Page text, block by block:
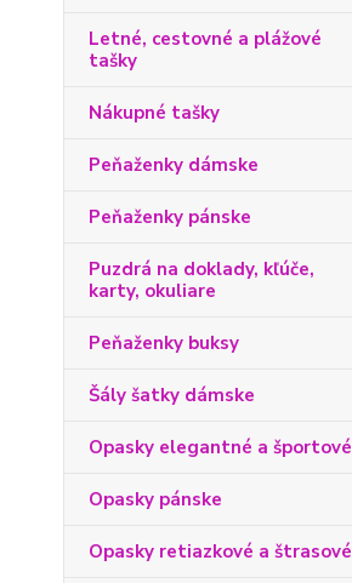
Letné, cestovné a plážové
tašky
Nákupné tašky
Peňaženky dámske
Peňaženky pánske
Puzdrá na doklady, kľúče,
karty, okuliare
Peňaženky buksy
Šály šatky dámske
Opasky elegantné a športové
Opasky pánske
Opasky retiazkové a štrasové